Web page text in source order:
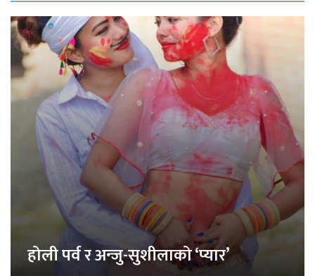
होली पर्व र अन्जु-सुशीलाको ‘प्यार’